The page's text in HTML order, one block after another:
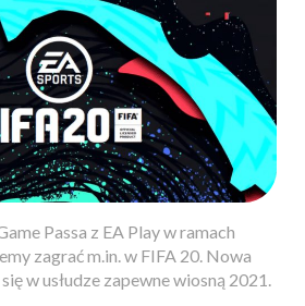
Passa z EA Play w ramach
zagrać m.in. w FIFA 20. Nowa
w usłudze zapewne wiosną 2021.